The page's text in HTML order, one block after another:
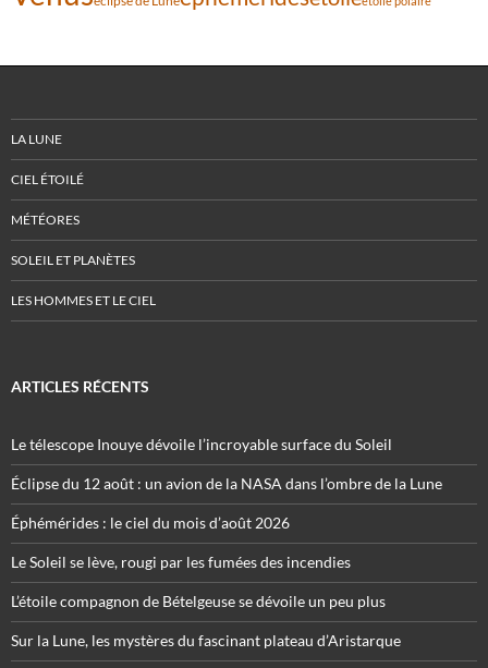
LA LUNE
CIEL ÉTOILÉ
MÉTÉORES
SOLEIL ET PLANÈTES
LES HOMMES ET LE CIEL
ARTICLES RÉCENTS
Le télescope Inouye dévoile l’incroyable surface du Soleil
Éclipse du 12 août : un avion de la NASA dans l’ombre de la Lune
Éphémérides : le ciel du mois d’août 2026
Le Soleil se lève, rougi par les fumées des incendies
L’étoile compagnon de Bételgeuse se dévoile un peu plus
Sur la Lune, les mystères du fascinant plateau d’Aristarque